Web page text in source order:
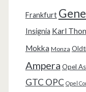
Frankfurt
Insignia Karl
Mokka Monza
Ampera Opel
GTC OPC Opel